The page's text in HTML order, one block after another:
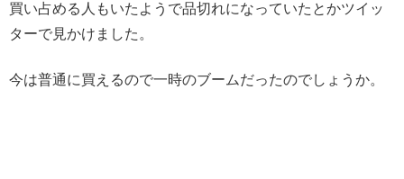
買い占める人もいたようで品切れになっていたとかツイッ
ターで見かけました。
今は普通に買えるので一時のブームだったのでしょうか。